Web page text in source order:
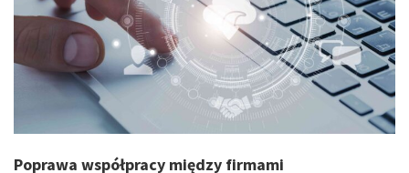
Poprawa współpracy między firmami